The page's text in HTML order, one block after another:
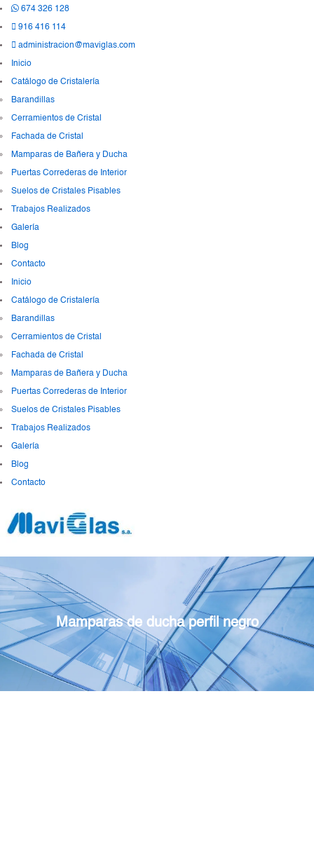
674 326 128
916 416 114
administracion@maviglas.com
Inicio
Catálogo de Cristalería
Barandillas
Cerramientos de Cristal
Fachada de Cristal
Mamparas de Bañera y Ducha
Puertas Correderas de Interior
Suelos de Cristales Pisables
Trabajos Realizados
Galería
Blog
Contacto
Inicio
Catálogo de Cristalería
Barandillas
Cerramientos de Cristal
Fachada de Cristal
Mamparas de Bañera y Ducha
Puertas Correderas de Interior
Suelos de Cristales Pisables
Trabajos Realizados
Galería
Blog
Contacto
Mamparas de ducha perfil negro